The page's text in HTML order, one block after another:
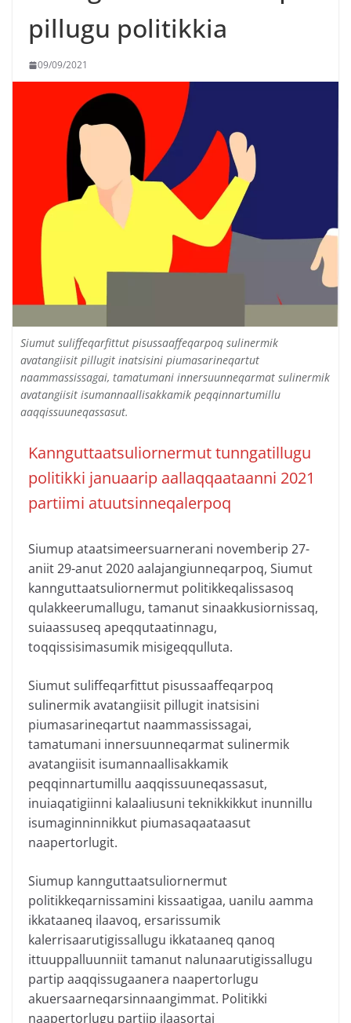
pillugu politikkia
09/09/2021
Siumut suliffeqarfittut pisussaaffeqarpoq sulinermik
avatangiisit pillugit inatsisini piumasarineqartut
naammassissagai, tamatumani innersuunneqarmat sulinermik
avatangiisit isumannaallisakkamik peqqinnartumillu
aaqqissuuneqassasut.
Kannguttaatsuliornermut tunngatillugu
politikki januaarip aallaqqaataanni 2021
partiimi atuutsinneqalerpoq
Siumup ataatsimeersuarnerani novemberip 27-
aniit 29-anut 2020 aalajangiunneqarpoq, Siumut
kannguttaatsuliornermut politikkeqalissasoq
qulakkeerumallugu, tamanut sinaakkusiornissaq,
suiaassuseq apeqqutaatinnagu,
toqqissisimasumik misigeqqulluta.
Siumut suliffeqarfittut pisussaaffeqarpoq
sulinermik avatangiisit pillugit inatsisini
piumasarineqartut naammassissagai,
tamatumani innersuunneqarmat sulinermik
avatangiisit isumannaallisakkamik
peqqinnartumillu aaqqissuuneqassasut,
inuiaqatigiinni kalaaliusuni teknikkikkut inunnillu
isumaginninnikkut piumasaqaataasut
naapertorlugit.
Siumup kannguttaatsuliornermut
politikkeqarnissamini kissaatigaa, uanilu aamma
ikkataaneq ilaavoq, ersarissumik
kalerrisaarutigissallugu ikkataaneq qanoq
ittuuppalluunniit tamanut nalunaarutigissallugu
partip aaqqissugaanera naapertorlugu
akuersaarneqarsinnaangimmat. Politikki
naapertorlugu partiip ilaasortai